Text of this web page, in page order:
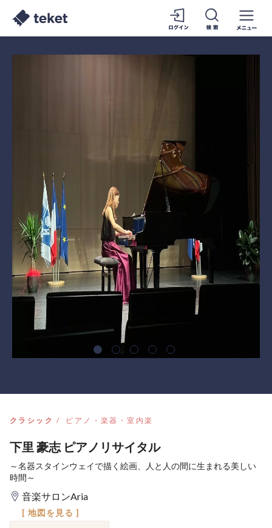
クラシック ピアノ・楽器・室内楽
下里 豪志 ピアノリサイタル
～名器スタインウェイで描く絵画、人と人の間に生まれる美しい
時間～
音楽サロンAria
[ 地図を見る ]